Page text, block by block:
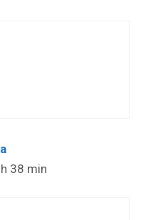
38 min